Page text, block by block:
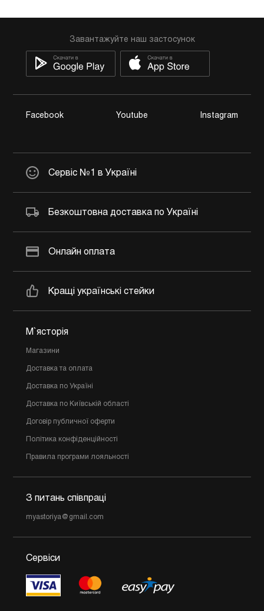
Завантажуйте наш застосунок
Facebook Youtube Instagram
Сервіс №1 в Україні
Безкоштовна доставка по Україні
Онлайн оплата
Кращі українські стейки
М`ясторія
Магазини
Доставка та оплата
Доставка по Україні
Доставка по Київській області
Договір публичної оферти
Політика конфіденційності
Правила програми лояльності
З питань співпраці
myastoriya@gmail.com
Сервіси